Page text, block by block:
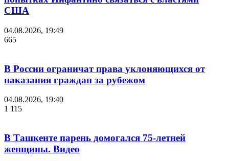
США
04.08.2026, 19:49
665
В России ограничат права уклоняющихся от
наказания граждан за рубежом
04.08.2026, 19:40
1 115
В Ташкенте парень домогался 75-летней
женщины. Видео